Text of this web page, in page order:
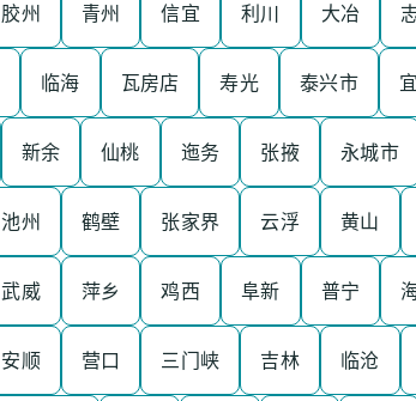
胶州 青州 信宜 利川 大冶
临海 瓦房店 寿光 泰兴市
新余 仙桃 迤务 张掖 永城市
池州 鹤壁 张家界 云浮 黄山
武威 萍乡 鸡西 阜新 普宁
安顺 营口 三门峡 吉林 临沧